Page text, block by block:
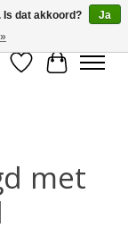
Verlanglijst
met
Is dat akkoord?
Ja